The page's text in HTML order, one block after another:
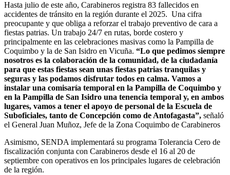
Hasta julio de este año, Carabineros registra 83 fallecidos en
accidentes de tránsito en la región durante el 2025. Una cifra
preocupante y que obliga a reforzar el trabajo preventivo de cara a
fiestas patrias. Un trabajo 24/7 en rutas, borde costero y
principalmente en las celebraciones masivas como la Pampilla de
Coquimbo y la de San Isidro en Vicuña. “Lo que pedimos siempre
nosotros es la colaboración de la comunidad, de la ciudadanía
para que estas fiestas sean unas fiestas patrias tranquilas y
seguras y las podamos disfrutar todos en calma. Vamos a
instalar una comisaría temporal en la Pampilla de Coquimbo y
en la Pampilla de San Isidro una tenencia temporal y, en ambos
lugares, vamos a tener el apoyo de personal de la Escuela de
Suboficiales, tanto de Concepción como de Antofagasta”, señaló
el General Juan Muñoz, Jefe de la Zona Coquimbo de Carabineros
Asimismo, SENDA implementará su programa Tolerancia Cero de
fiscalización conjunta con Carabineros desde el 16 al 20 de
septiembre con operativos en los principales lugares de celebración
de la región.